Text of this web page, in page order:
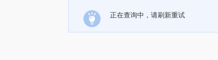
正在查询中，请刷新重试